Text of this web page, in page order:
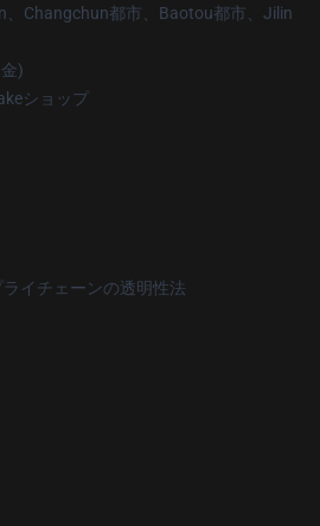
、Changchun都市、Baotou都市、Jilin
)
ショップ
イチェーンの透明性法